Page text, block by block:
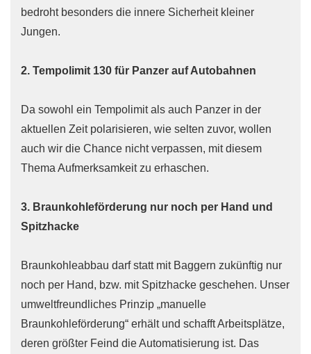
bedroht besonders die innere Sicherheit kleiner
Jungen.
2. Tempolimit 130 für Panzer auf Autobahnen
Da sowohl ein Tempolimit als auch Panzer in der
aktuellen Zeit polarisieren, wie selten zuvor, wollen
auch wir die Chance nicht verpassen, mit diesem
Thema Aufmerksamkeit zu erhaschen.
3. Braunkohleförderung nur noch per Hand und
Spitzhacke
Braunkohleabbau darf statt mit Baggern zukünftig nur
noch per Hand, bzw. mit Spitzhacke geschehen. Unser
umweltfreundliches Prinzip „manuelle
Braunkohleförderung“ erhält und schafft Arbeitsplätze,
deren größter Feind die Automatisierung ist. Das